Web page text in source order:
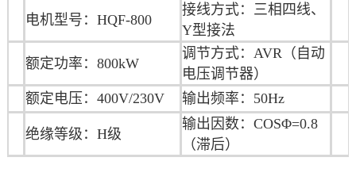
电机型号：HQF-800
接线方式：三相四线、
Y型接法
额定功率：800kW
调节方式：AVR（自动
电压调节器）
额定电压：400V/230V
输出频率：50Hz
绝缘等级：H级
输出因数：COSΦ=0.8
（滞后）